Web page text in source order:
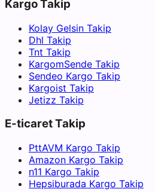
Kargo Takip
Kolay Gelsin Takip
Dhl Takip
Tnt Takip
KargomSende Takip
Sendeo Kargo Takip
Kargoist Takip
Jetizz Takip
E-ticaret Takip
PttAVM Kargo Takip
Amazon Kargo Takip
n11 Kargo Takip
Hepsiburada Kargo Takip